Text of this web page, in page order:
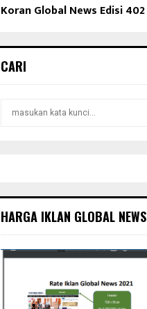
Koran Global News Edisi 402
CARI
rHARGA IKLAN GLOBAL NEWS